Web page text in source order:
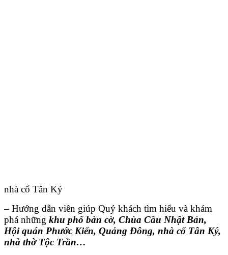
nhà cổ Tân Ký
– Hướng dẫn viên giúp Quý khách tìm hiểu và khám
phá những khu phố bàn cờ, Chùa Cầu Nhật Bản,
Hội quán Phước Kiến, Quảng Đông, nhà cổ Tân Ký,
nhà thờ Tộc Trần…